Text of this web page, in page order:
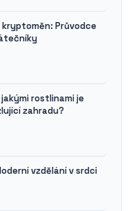
Průvodce
rostlinami je
zahradu?
vzdělání v srdci